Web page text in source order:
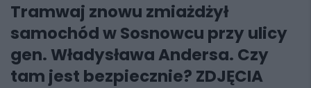
Tramwaj znowu zmiażdżył
samochód w Sosnowcu przy ulicy
gen. Władysława Andersa. Czy
tam jest bezpiecznie? ZDJĘCIA